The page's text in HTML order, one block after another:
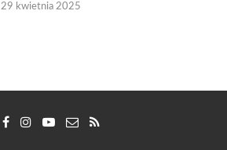
29 kwietnia 2025